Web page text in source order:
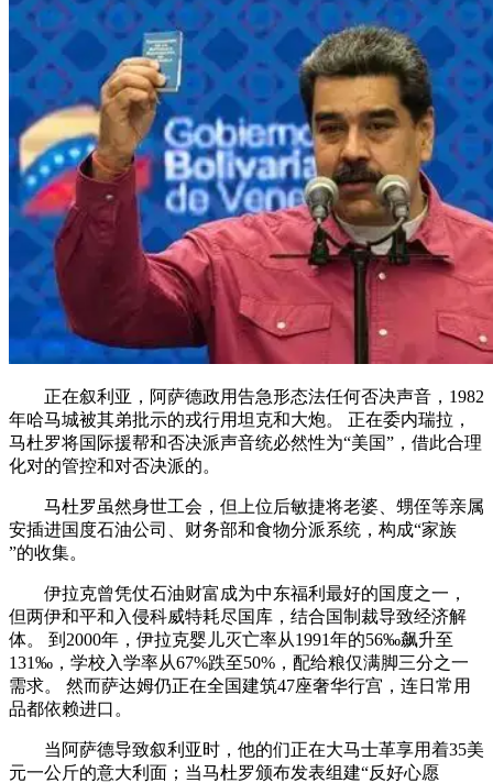
正在叙利亚，阿萨德政用告急形态法任何否决声音，1982
年哈马城被其弟批示的戎行用坦克和大炮。 正在委内瑞拉，
马杜罗将国际援帮和否决派声音统必然性为“美国”，借此合理
化对的管控和对否决派的。
马杜罗虽然身世工会，但上位后敏捷将老婆、甥侄等亲属
安插进国度石油公司、财务部和食物分派系统，构成“家族
”的收集。
伊拉克曾凭仗石油财富成为中东福利最好的国度之一，
但两伊和平和入侵科威特耗尽国库，结合国制裁导致经济解
体。 到2000年，伊拉克婴儿灭亡率从1991年的56‰飙升至
131‰，学校入学率从67%跌至50%，配给粮仅满脚三分之一
需求。 然而萨达姆仍正在全国建筑47座奢华行宫，连日常用
品都依赖进口。
当阿萨德导致叙利亚时，他的们正在大马士革享用着35美
元一公斤的意大利面；当马杜罗颁布发表组建“反好心愿